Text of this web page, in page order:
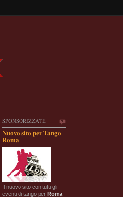
SPONSORIZZATE
Nuovo sito per Tango
Roma
Il nuovo sito con tutti gli
eventi di tango per Roma